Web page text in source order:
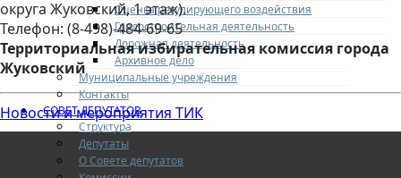
Оценка регулирующего воздействия
Градостроительная деятельность
Дорожная деятельность
Архивное дело
Муниципальные учреждения
Контакты
СОВЕТ ДЕПУТАТОВ
Структура
Депутаты
О Совете депутатов
округа Жуковский, 1 этаж).
Телефон: (8-498)-484-69-65
Территориальная избирательная комиссия города
Жуковский
Новости и мероприятия ТИК